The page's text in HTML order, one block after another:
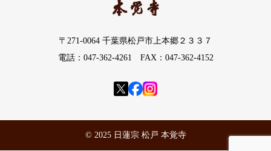
〒271-0064 千葉県松戸市上本郷２３３７
電話：047-362-4261 FAX：047-362-4152
© 2025 日蓮宗 松戸 本覚寺